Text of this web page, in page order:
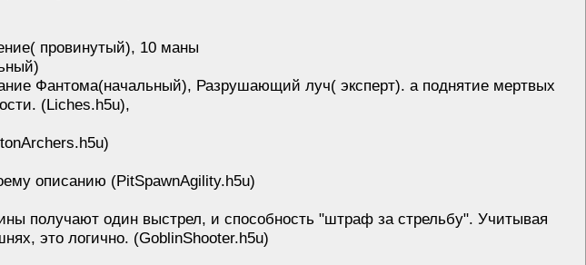
провинутый), 10 маны
Фантома(начальный), Разрушающий луч( эксперт). а поднятие мертвых
(Liches.h5u),
описанию (PitSpawnAgility.h5u)
получают один выстрел, и способность "штраф за стрельбу". Учитывая
это логично. (GoblinShooter.h5u)